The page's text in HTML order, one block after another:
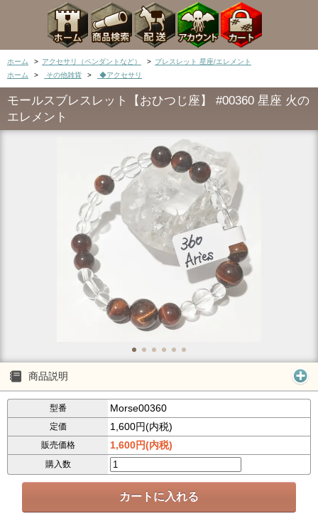
ホーム > アクセサリ（ペンダントなど） > ブレスレット 星座/エレメント
ホーム
> その他雑貨 > ◆アクセサリ
モールスブレスレット【おひつじ座】 #00360 星座 火の
エレメント
商品説明
型番 Morse00360
定価 1,600円(内税)
販売価格 1,600円(内税)
購入数